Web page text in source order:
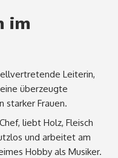
im
Leiterin,
überzeugte
starker Frauen.
liebt Holz, Fleisch
und arbeitet am
Hobby als Musiker.